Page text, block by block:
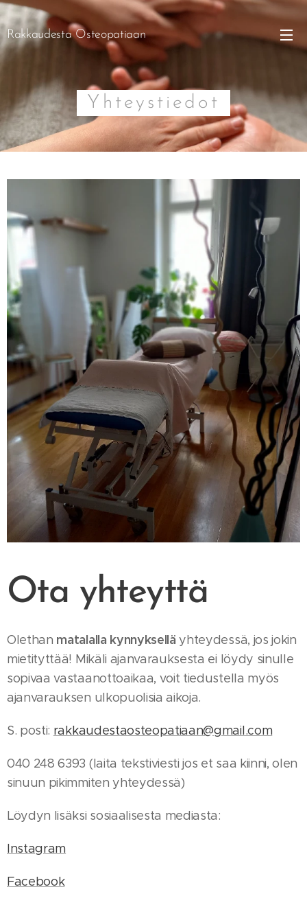
Rakkaudesta Osteopatiaan
Yhteystiedot
Ota yhteyttä
Olethan matalalla kynnykselläyhteydessä, jos jokin
mietityttää! Mikäli ajanvarauksesta ei löydy sinulle
sopivaa vastaanottoaikaa, voit tiedustella myös
ajanvarauksen ulkopuolisia aikoja.
S. posti: rakkaudestaosteopatiaan@gmail.com
040 248 6393 (laita tekstiviesti jos et saa kiinni, olen
sinuun pikimmiten yhteydessä)
Löydyn lisäksi sosiaalisesta mediasta:
Instagram
Facebook